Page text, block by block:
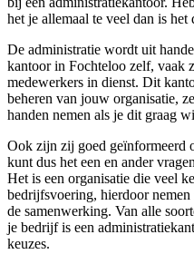
het je allemaal te veel dan is het
De administratie wordt uit
kantoor in Fochteloo zelf, vaak
medewerkers in dienst. Dit
beheren van jouw organisatie,
handen nemen als je dit graag
Ook zijn zij goed geïnformeerd
kunt dus het een en ander
Het is een organisatie die veel
bedrijfsvoering, hierdoor
de samenwerking. Van alle
je bedrijf is een
keuzes.